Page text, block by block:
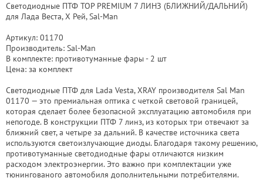
Светодиодные ПТФ TOP PREMIUM 7 ЛИНЗ (БЛИЖНИЙ/ДАЛЬНИЙ)
для Лада Веста, Х Рей, Sal-Man
Артикул: 01170
Производитель: Sal-Man
В комплекте: противотуманные фары - 2 шт
Цена: за комплект
Светодиодные ПТФ для Lada Vesta, XRAY производителя Sal Man
01170 — это премиальная оптика с четкой световой границей,
которая сделает более безопасной эксплуатацию автомобиля при
непогоде. В конструкции ПТФ 7 линз, из которых три отвечают за
ближний свет, а четыре за дальний. В качестве источника света
используются светоизлучающие диоды. Благодаря такому решению,
противотуманные светодиодные фары отличаются низким
расходом электроэнергии. Это важно при комплектации уже
тюнингованого автомобиля дополнительными потребителями.